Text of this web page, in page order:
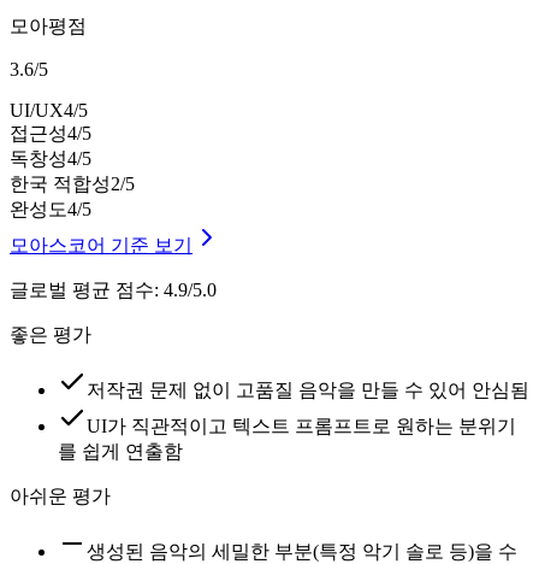
모아평점
3.6/5
UI/UX4/5
접근성4/5
독창성4/5
한국 적합성2/5
완성도4/5
모아스코어 기준 보기
글로벌 평균 점수: 4.9/5.0
좋은 평가
저작권 문제 없이 고품질 음악을 만들 수 있어 안심됨
UI가 직관적이고 텍스트 프롬프트로 원하는 분위기
를 쉽게 연출함
아쉬운 평가
생성된 음악의 세밀한 부분(특정 악기 솔로 등)을 수